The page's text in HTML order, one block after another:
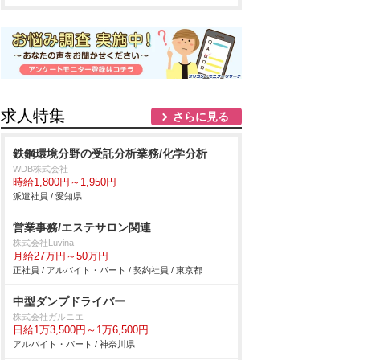
求人特集 さらに見る
鉄鋼環境分野の受託分析業務/化学分析
WDB株式会社
時給1,800円～1,950円
派遣社員 / 愛知県
営業事務/エステサロン関連
株式会社Luvina
月給27万円～50万円
正社員 / アルバイト・パート / 契約社員 / 東京都
中型ダンプドライバー
株式会社ガルニエ
日給1万3,500円～1万6,500円
アルバイト・パート / 神奈川県